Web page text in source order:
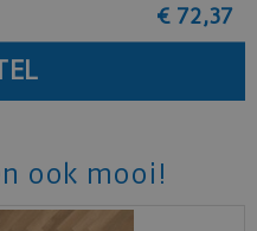
€ 72,37
ook mooi!